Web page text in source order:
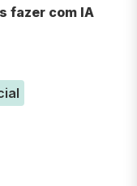
fazer com IA